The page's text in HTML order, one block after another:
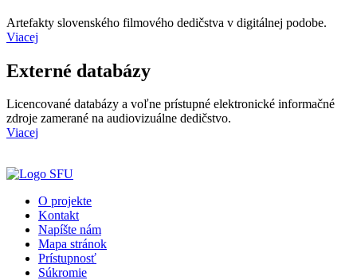
Artefakty slovenského filmového dedičstva v digitálnej podobe.
Viacej
Externé databázy
Licencované databázy a voľne prístupné elektronické informačné
zdroje zamerané na audiovizuálne dedičstvo.
Viacej
O projekte
Kontakt
Napíšte nám
Mapa stránok
Prístupnosť
Súkromie